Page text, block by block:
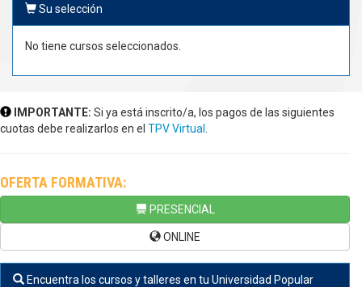
Su selección
No tiene cursos seleccionados.
IMPORTANTE: Si ya está inscrito/a, los pagos de las siguientes
cuotas debe realizarlos en el TPV Virtual
OFERTA FORMATIVA:
PRESENCIAL
ONLINE
Encuentra los cursos y talleres en tu Universidad Popular